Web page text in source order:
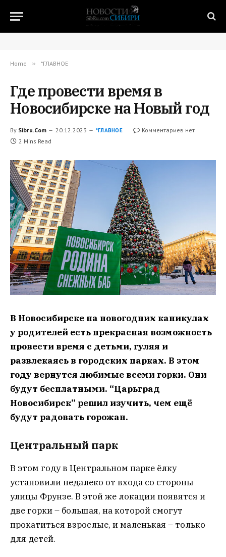
Home » *ГЛАВНОЕ
Где провести время в
Новосибирске на Новый год
By Sibru.Com 20.12.2023 *ГЛАВНОЕ
Комментариев нет
2 Mins Read
В Новосибирске на новогодних каникулах
у родителей есть прекрасная возможность
провести время с детьми, гуляя и
развлекаясь в городских парках. В этом
году вернутся любимые всеми горки. Они
будут бесплатными. “Царьград
Новосибирск” решил изучить, чем ещё
будут радовать горожан.
Центральный парк
В этом году в Центральном парке ёлку
установили недалеко от входа со стороны
улицы Фрунзе. В этой же локации появятся и
две горки – большая, на которой смогут
прокатиться взрослые, и маленькая – только
для детей.